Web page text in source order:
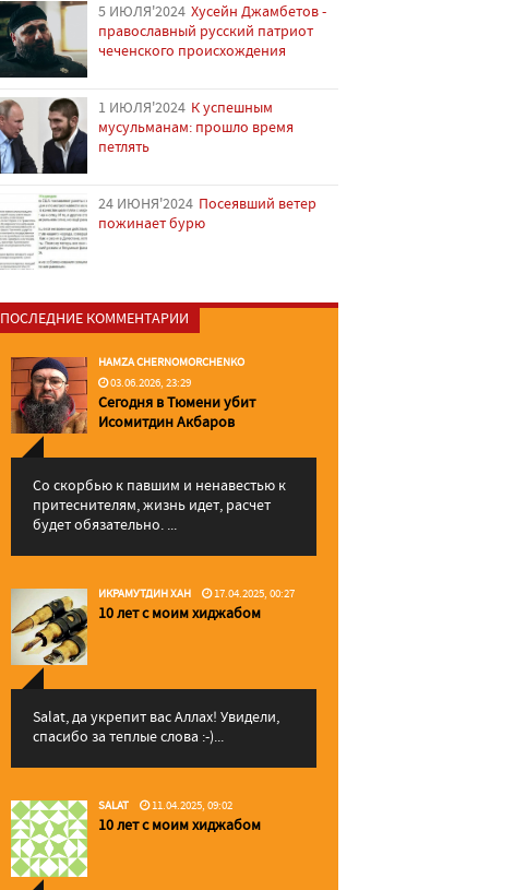
5 ИЮЛЯ'2024 Хусейн Джамбетов -
православный русский патриот
чеченского происхождения
1 ИЮЛЯ'2024 К успешным
мусульманам: прошло время
петлять
24 ИЮНЯ'2024 Посеявший ветер
пожинает бурю
ПОСЛЕДНИЕ КОММЕНТАРИИ
HAMZA CHERNOMORCHENKO
03.06.2026, 23:29
Сегодня в Тюмени убит
Исомитдин Акбаров
Со скорбью к павшим и ненавестью к
притеснителям, жизнь идет, расчет
будет обязательно. ...
ИКРАМУТДИН ХАН 17.04.2025, 00:27
10 лет с моим хиджабом
Salat, да укрепит вас Аллаx! Увидели,
спасибо за теплые слова :-)...
SALAT 11.04.2025, 09:02
10 лет с моим хиджабом